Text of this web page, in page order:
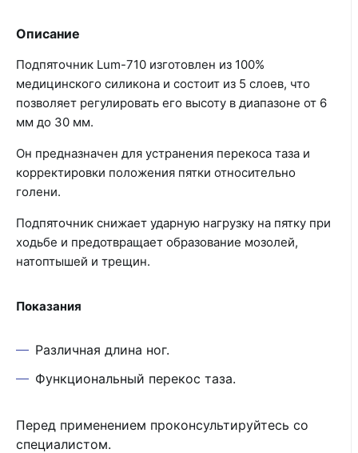
Описание
Подпяточник Lum-710 изготовлен из 100%
медицинского силикона и состоит из 5 слоев, что
позволяет регулировать его высоту в диапазоне от 6
мм до 30 мм.
Он предназначен для устранения перекоса таза и
корректировки положения пятки относительно
голени.
Подпяточник снижает ударную нагрузку на пятку при
ходьбе и предотвращает образование мозолей,
натоптышей и трещин.
Показания
Различная длина ног.
Функциональный перекос таза.
Перед применением проконсультируйтесь со
специалистом.